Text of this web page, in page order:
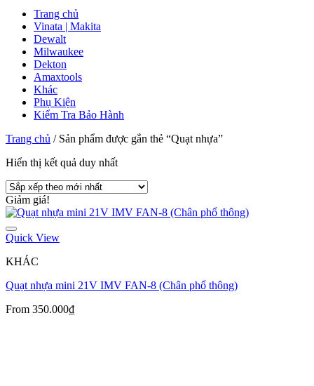
Trang chủ
Vinata | Makita
Dewalt
Milwaukee
Dekton
Amaxtools
Khác
Phụ Kiện
Kiểm Tra Bảo Hành
Trang chủ /Sản phẩm được gắn thẻ “Quạt nhựa”
Hiển thị kết quả duy nhất
Giảm giá!
Quick View
KHÁC
Quạt nhựa mini 21V IMV FAN-8 (Chân phổ thông)
From 350.000₫